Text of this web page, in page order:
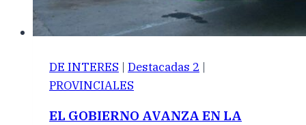
DE INTERES | Destacadas 2 |
PROVINCIALES
EL GOBIERNO AVANZA EN LA